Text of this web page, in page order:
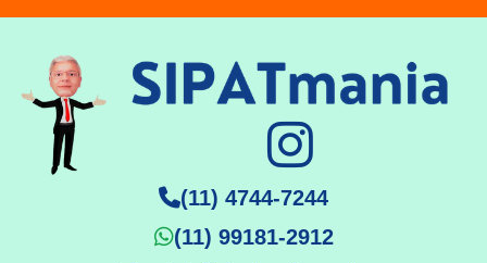
(11) 4744-7244
(11) 99181-2912